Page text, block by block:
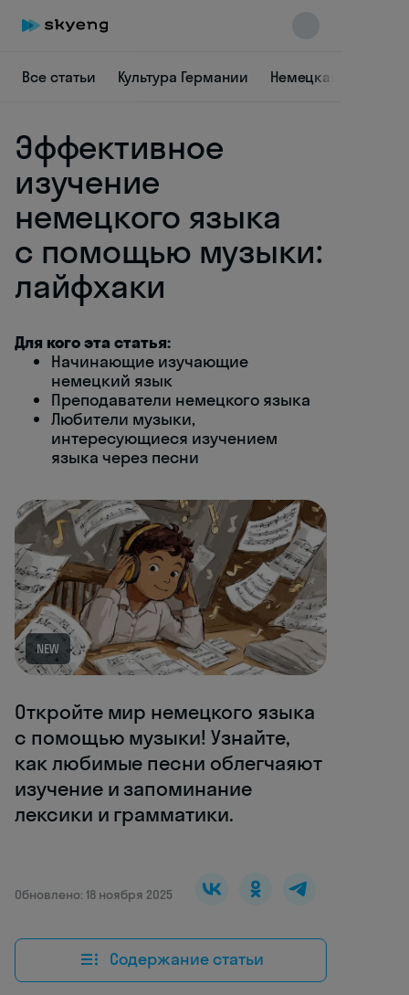
Все статьи Культура Германии Немецкая лексика
Эффективное
изучение
немецкого языка
с помощью музыки:
лайфхаки
Для кого эта статья:
Начинающие изучающие
немецкий язык
Преподаватели немецкого языка
Любители музыки,
интересующиеся изучением
языка через песни
NEW
Откройте мир немецкого языка
с помощью музыки! Узнайте,
как любимые песни облегчаяют
изучение и запоминание
лексики и грамматики.
Обновлено: 18 ноября 2025
Содержание статьи
Skyeng Chat
online